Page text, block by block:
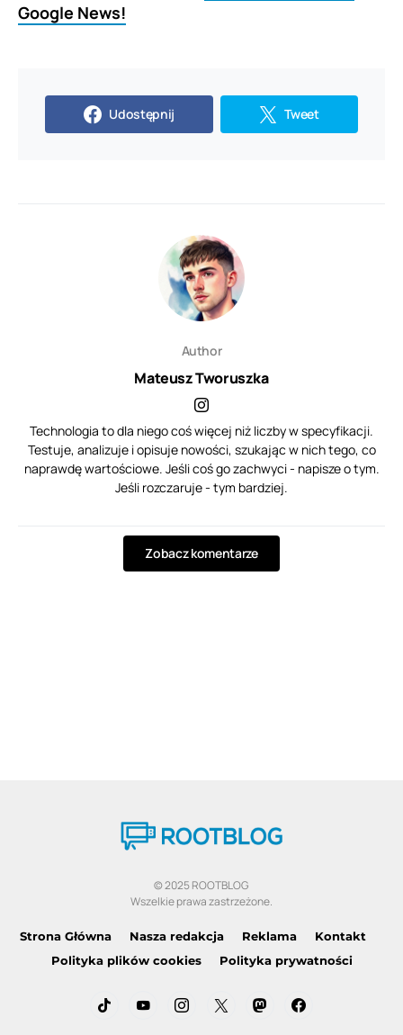
Google News!
Udostępnij Tweet
Author
Mateusz Tworuszka
Technologia to dla niego coś więcej niż liczby w specyfikacji.
Testuje, analizuje i opisuje nowości, szukając w nich tego, co
naprawdę wartościowe. Jeśli coś go zachwyci - napisze o tym.
Jeśli rozczaruje - tym bardziej.
Zobacz komentarze
© 2025 ROOTBLOG
Wszelkie prawa zastrzeżone.
Strona Główna Nasza redakcja Reklama
Kontakt
Polityka plików cookies
Polityka prywatności